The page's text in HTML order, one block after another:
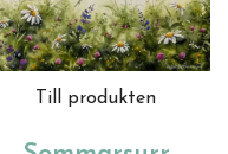
Till produkten